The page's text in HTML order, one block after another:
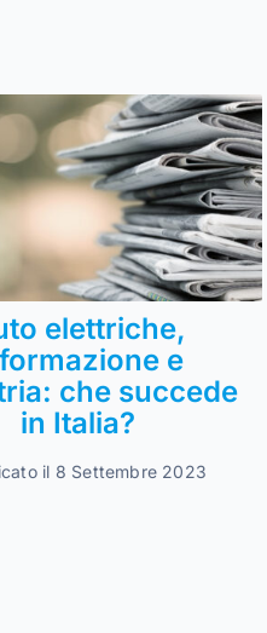
elettriche,
e
che succede
in Italia?
il 8 Settembre 2023